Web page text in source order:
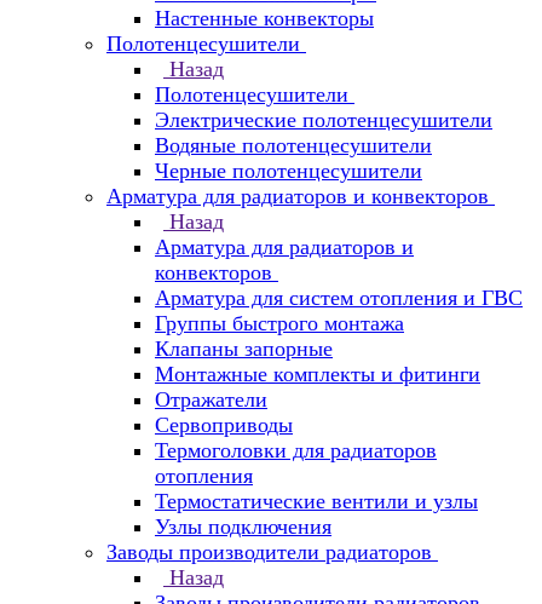
Настенные конвекторы
Полотенцесушители
Назад
Полотенцесушители
Электрические полотенцесушители
Водяные полотенцесушители
Черные полотенцесушители
Арматура для радиаторов и конвекторов
Назад
Арматура для радиаторов и
конвекторов
Арматура для систем отопления и ГВС
Группы быстрого монтажа
Клапаны запорные
Монтажные комплекты и фитинги
Отражатели
Сервоприводы
Термоголовки для радиаторов
отопления
Термостатические вентили и узлы
Узлы подключения
Заводы производители радиаторов
Назад